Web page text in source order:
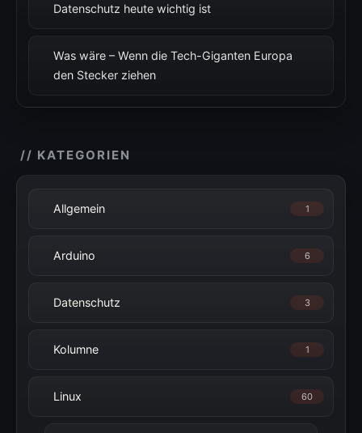
Datenschutz heute wichtig ist
Was wäre – Wenn die Tech-Giganten Europa
den Stecker ziehen
// KATEGORIEN
Allgemein 1
Arduino 6
Datenschutz 3
Kolumne 1
Linux 60